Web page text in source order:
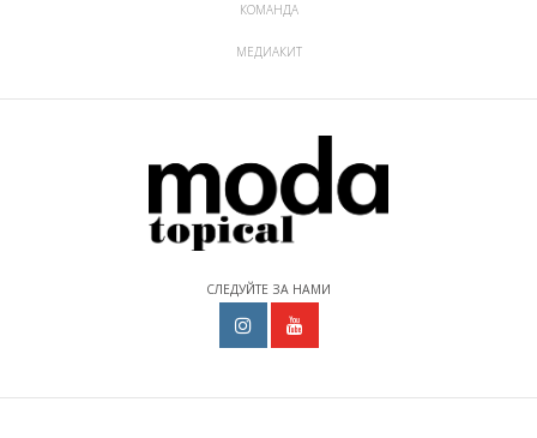
КОМАНДА
МЕДИАКИТ
СЛЕДУЙТЕ ЗА НАМИ